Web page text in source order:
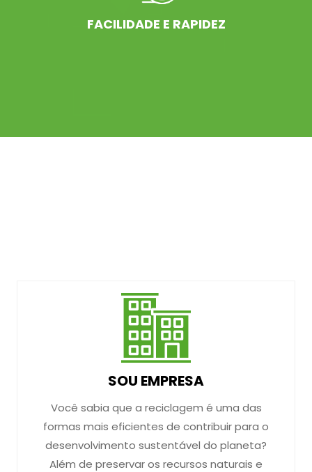
FACILIDADE E RAPIDEZ
SOU EMPRESA
Você sabia que a reciclagem é uma das
formas mais eficientes de contribuir para o
desenvolvimento sustentável do planeta?
Além de preservar os recursos naturais e